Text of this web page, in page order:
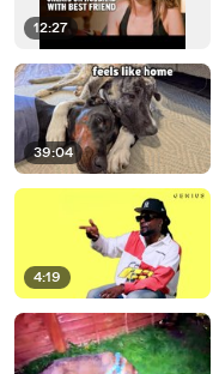
12:27
39:04
4:19